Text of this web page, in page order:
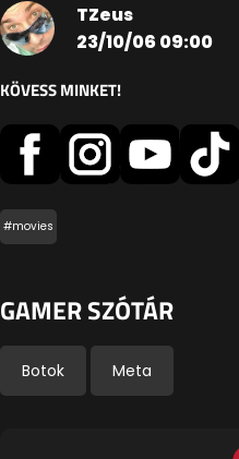
TZeus
23/10/06 09:00
KÖVESS MINKET!
#movies
GAMER SZÓTÁR
Botok Meta